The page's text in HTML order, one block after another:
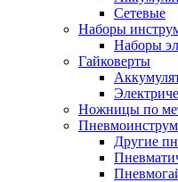
Сетевые
Наборы
Наборы
Гайковерты
Ножницы по
Другие